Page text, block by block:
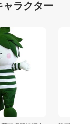
ャラクター